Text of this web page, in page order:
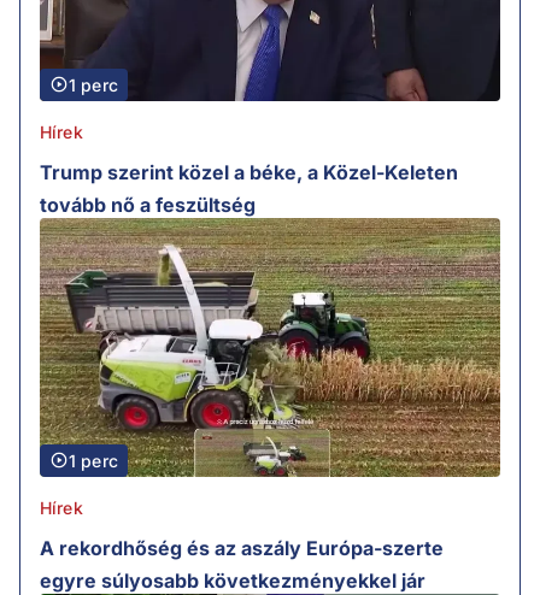
1 perc
Hírek
Trump szerint közel a béke, a Közel-Keleten
tovább nő a feszültség
1 perc
Hírek
A rekordhőség és az aszály Európa-szerte
egyre súlyosabb következményekkel jár